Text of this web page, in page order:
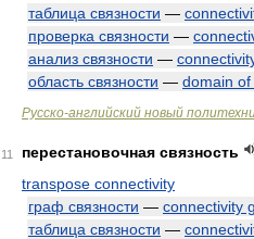
таблица связности —
проверка связности —
анализ связности —
область связности — domain
Русско-английский новый
11
перестановочная связность
transpose connectivity
граф связности — connectivity
таблица связности —